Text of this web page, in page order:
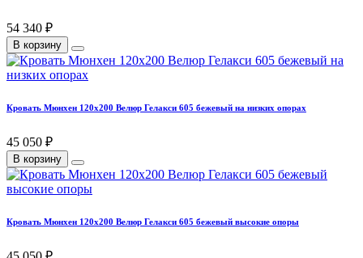
54 340 ₽
В корзину
Кровать Мюнхен 120х200 Велюр Гелакси 605 бежевый на низких опорах
45 050 ₽
В корзину
Кровать Мюнхен 120х200 Велюр Гелакси 605 бежевый высокие опоры